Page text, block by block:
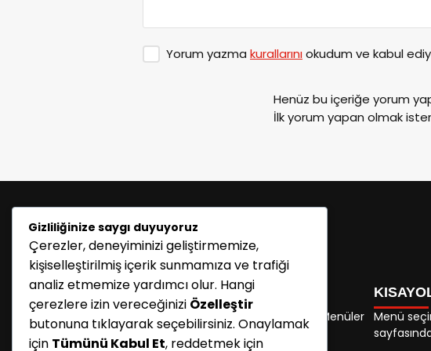
Yorum yazma kurallarınıokudum ve kabul
Henüz bu içeriğe yorum
İlk yorum yapan olmak
KATEGORİLER
Menü seçimi yapın. WP-ADMIN → Görünüm → Menüler
sayfasından menü eşleştirmesi yapınız.
Menü
Gizliliğinize saygı duyuyoruz
Çerezler, deneyiminizi geliştirmemize,
kişiselleştirilmiş içerik sunmamıza ve trafiği
analiz etmemize yardımcı olur. Hangi
çerezlere izin vereceğinizi Özelleştir
butonuna tıklayarak seçebilirsiniz. Onaylamak
için Tümünü Kabul Et, reddetmek için